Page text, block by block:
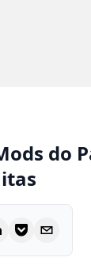
do